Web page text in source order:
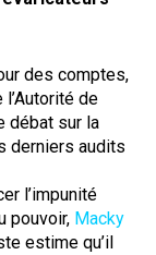
des comptes,
l’Autorité de
débat sur la
derniers audits
l’impunité
pouvoir, Macky
estime qu’il